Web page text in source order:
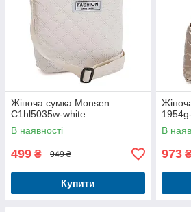
Жіноча сумка Monsen
C1hl5035w-white
В наявності
499 ₴ 949 ₴
Купити
В
973